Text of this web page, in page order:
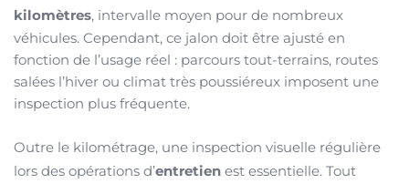
kilomètres, intervalle moyen pour de nombreux
véhicules. Cependant, ce jalon doit être ajusté en
fonction de l’usage réel : parcours tout-terrains, routes
salées l’hiver ou climat très poussiéreux imposent une
inspection plus fréquente.
Outre le kilométrage, une inspection visuelle régulière
lors des opérations d’entretien est essentielle. Tout